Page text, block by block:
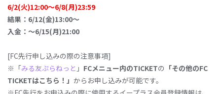
6/2(⽕)12:00〜6/8(⽉)23:59
結果： 6/12(⾦)13:00〜
⼊⾦ ： 〜6/15(⽉)21:00
[FC先行申し込みの際の注意事項]
※「みる友ぷらねっと 」 FCメニュー内のTICKETの 「その他のFC
TICKETはこちら！」 からお申し込みが可能です。